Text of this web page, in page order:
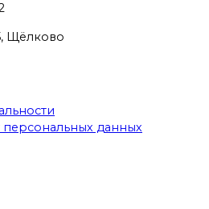
Щёлково
персональных данных